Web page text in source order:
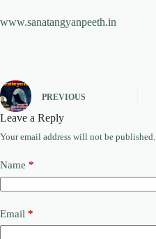
www.sanatangyanpeeth.in
PREVIOUS
Leave a Reply
Your email address will not be published.
Name *
Email *